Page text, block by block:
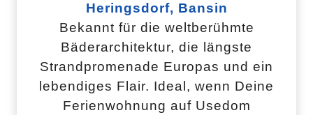
Heringsdorf, Bansin
Bekannt für die weltberühmte
Bäderarchitektur, die längste
Strandpromenade Europas und ein
lebendiges Flair. Ideal, wenn Deine
Ferienwohnung auf Usedom